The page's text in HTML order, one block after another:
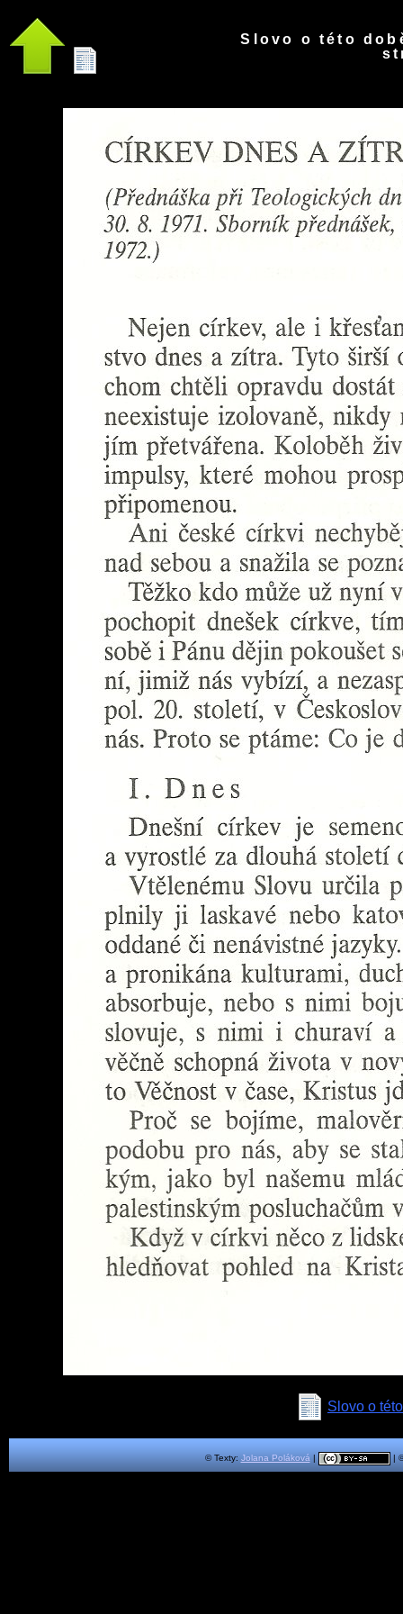
Slovo o této
Slovo o
© Texty: Jolana Poláková | |